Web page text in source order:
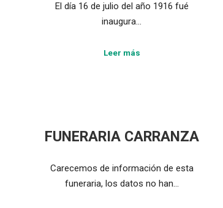
El día 16 de julio del año 1916 fué
inaugura…
Leer más
FUNERARIA CARRANZA
Carecemos de información de esta
funeraria, los datos no han…